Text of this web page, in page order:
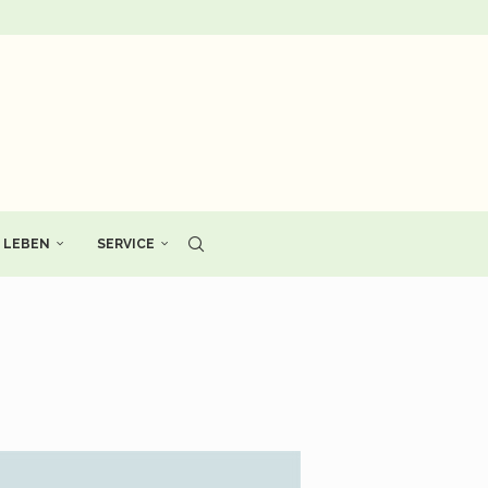
LEBEN SERVICE